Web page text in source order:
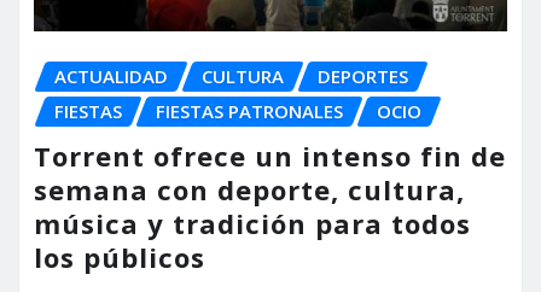
ACTUALIDAD CULTURA
DEPORTES
FIESTAS
FIESTAS PATRONALES OCIO
Torrent ofrece un intenso fin de
semana con deporte, cultura,
música y tradición para todos
los públicos